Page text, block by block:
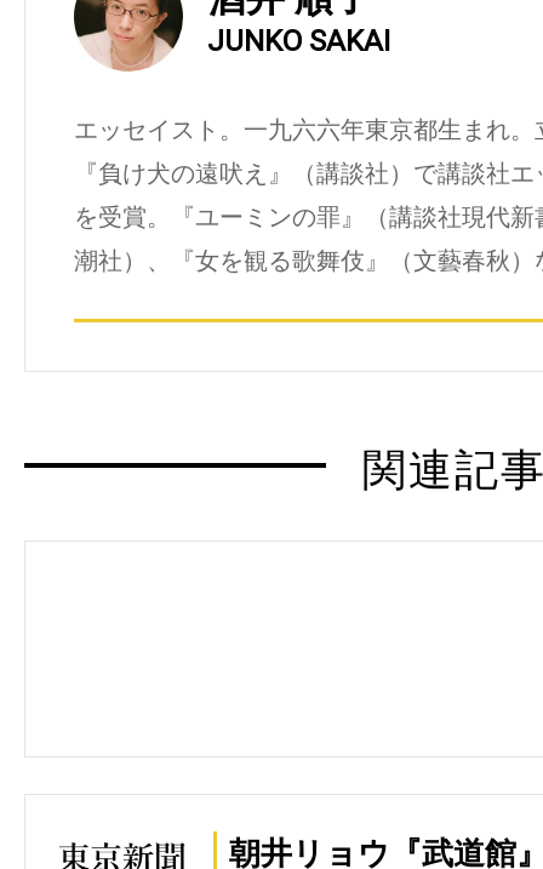
JUNKO SAKAI
エッセイスト。一九六六年東京都生まれ
『負け犬の遠吠え』（講談社）で講談社
を受賞。『ユーミンの罪』（講談社現代
潮社）、『女を観る歌舞伎』（文藝春秋
関連記
朝井リョウ『武道館